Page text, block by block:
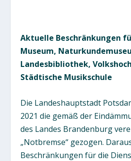
Aktuelle Beschränkungen
Museum,
Landesbibliothek,
Städtische Musikschule
Die Landeshauptstadt
2021 die gemäß der
des Landes Brandenburg
„Notbremse“ gezogen.
Beschränkungen für die